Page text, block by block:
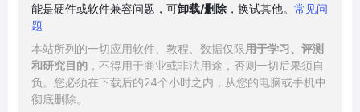
能是硬件或软件兼容问题，可卸载/删除 ，换试其他。 常见问
题
本站所列的一切应用软件、教程、数据仅限 用于学习、评测
和研究目的 ，不得用于商业或非法用途，否则一切后果须自
负。您必须在下载后的24个小时之内，从您的电脑或手机中
彻底删除。